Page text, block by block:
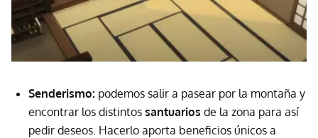
Senderismo: podemos salir a pasear por la montaña y
encontrar los distintos santuarios de la zona para así
pedir deseos. Hacerlo aporta beneficios únicos a